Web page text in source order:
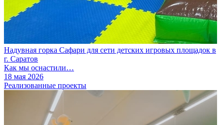
Надувная горка Сафари для сети детских игровых площадок в
г. Саратов
Как мы оснастили…
18 мая 2026
Реализованные проекты